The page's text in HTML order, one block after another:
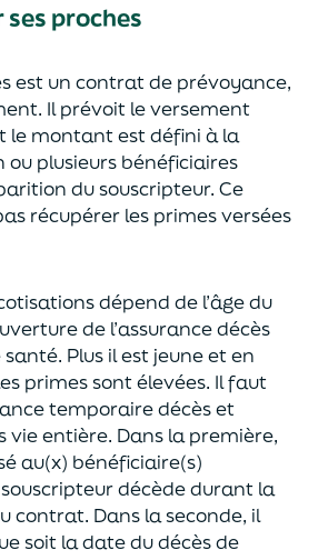
proches
est un contrat de prévoyance,
Il prévoit le versement
le montant est défini à la
ou plusieurs bénéficiaires
du souscripteur. Ce
récupérer les primes versées
dépend de l’âgedu
de l’assurance décès
Plus il est jeuneet en
primes sont élevées. Il faut
temporaire décès et
vie entière. Dans la première,
au(x) bénéficiaire(s)
souscripteur décède durant la
contrat. Dans la seconde, il
soit la date du décès de